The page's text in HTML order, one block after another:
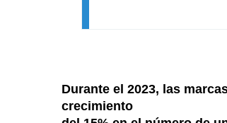
Durante el 2023, las
crecimiento